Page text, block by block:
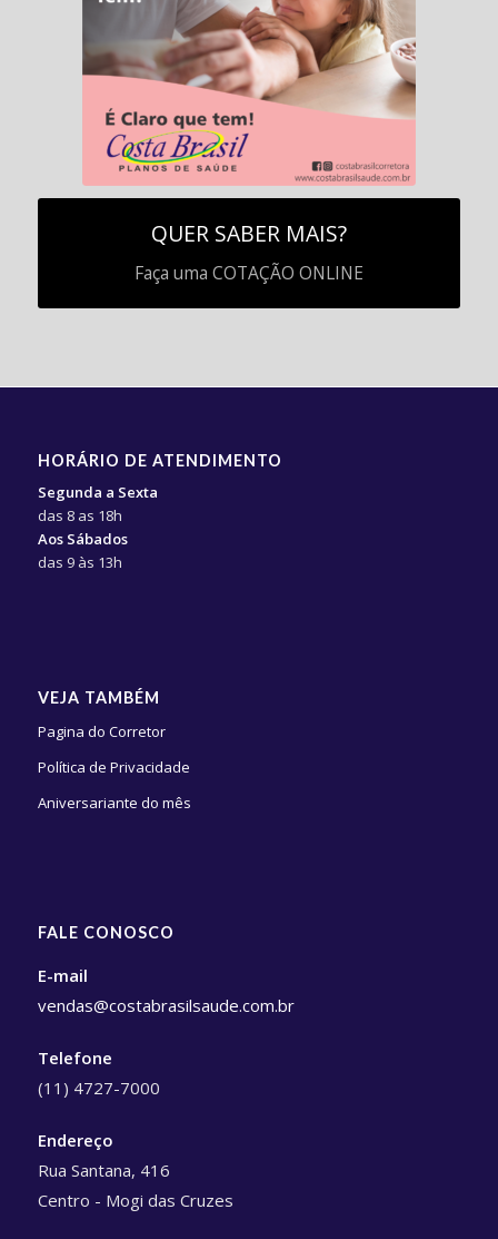
QUER SABER MAIS?
Faça uma COTAÇÃO ONLINE
HORÁRIO DE ATENDIMENTO
Segunda a Sexta
das 8 as 18h
Aos Sábados
das 9 às 13h
VEJA TAMBÉM
Pagina do Corretor
Política de Privacidade
Aniversariante do mês
FALE CONOSCO
E-mail
vendas@costabrasilsaude.com.br
Telefone
(11) 4727-7000
Endereço
Rua Santana, 416
Centro - Mogi das Cruzes